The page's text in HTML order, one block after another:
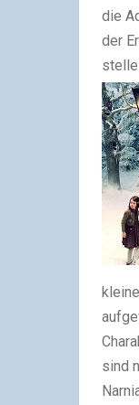
die
der
sind